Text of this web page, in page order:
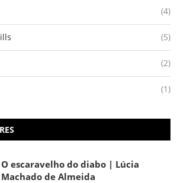
(4)
(5)
(2)
(1)
O escaravelho do diabo | Lúcia
Machado de Almeida